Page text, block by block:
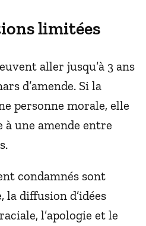
limitées
aller jusqu’à 3 ans
d’amende. Si la
personne morale, elle
une amende entre
condamnés sont
la diffusion d’idées
l’apologie et le